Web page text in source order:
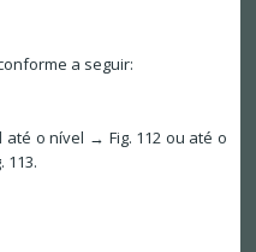
a seguir:
o nível → Fig. 112 ou até o
113.